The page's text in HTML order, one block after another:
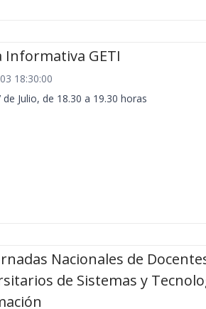
Informativa GETI
18:30:00
de Julio, de 18.30 a 19.30 horas
Nacionales de
de Sistemas y